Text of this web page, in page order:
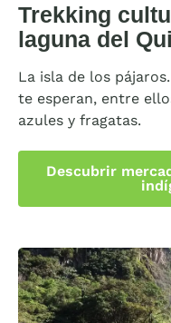
Trekking
laguna del
La isla de los
te esperan, entre
azules y fragatas.
Descubrir